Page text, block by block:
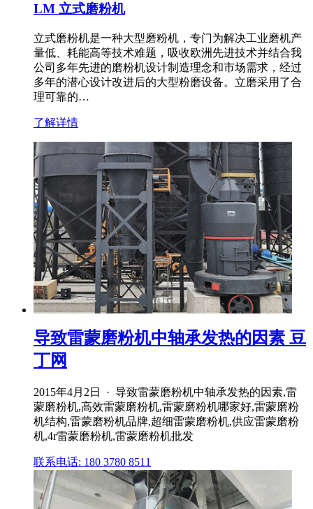
LM 立式磨粉机
立式磨粉机是一种大型磨粉机，专门为解决工业磨机产
量低、耗能高等技术难题，吸收欧洲先进技术并结合我
公司多年先进的磨粉机设计制造理念和市场需求，经过
多年的潜心设计改进后的大型粉磨设备。立磨采用了合
理可靠的…
了解详情
导致雷蒙磨粉机中轴承发热的因素 豆
丁网
2015年4月2日 · 导致雷蒙磨粉机中轴承发热的因素,雷
蒙磨粉机,高效雷蒙磨粉机,雷蒙磨粉机哪家好,雷蒙磨粉
机结构,雷蒙磨粉机品牌,超细雷蒙磨粉机,供应雷蒙磨粉
机,4r雷蒙磨粉机,雷蒙磨粉机批发
联系电话: 180 3780 8511